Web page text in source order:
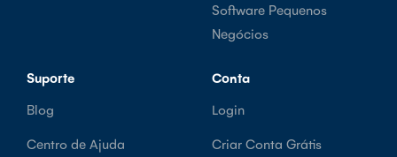
Software Pequenos
Negócios
Suporte
Blog
Centro de Ajuda
Conta
Login
Criar Conta Grátis